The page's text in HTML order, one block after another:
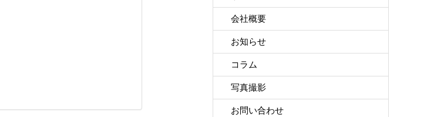
会社概要
お知らせ
コラム
写真撮影
お問い合わせ